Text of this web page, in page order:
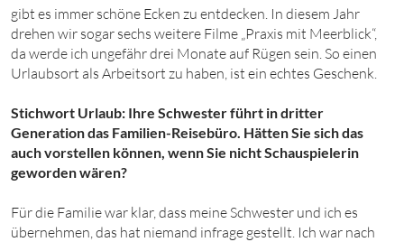
gibt es immer schöne Ecken zu entdecken. In diesem Jahr
drehen wir sogar sechs weitere Filme „Praxis mit Meerblick“,
da werde ich ungefähr drei Monate auf Rügen sein. So einen
Urlaubsort als Arbeitsort zu haben, ist ein echtes Geschenk.
Stichwort Urlaub: Ihre Schwester führt in dritter
Generation das Familien-Reisebüro. Hätten Sie sich das
auch vorstellen können, wenn Sie nicht Schauspielerin
geworden wären?
Für die Familie war klar, dass meine Schwester und ich es
übernehmen, das hat niemand infrage gestellt. Ich war nach